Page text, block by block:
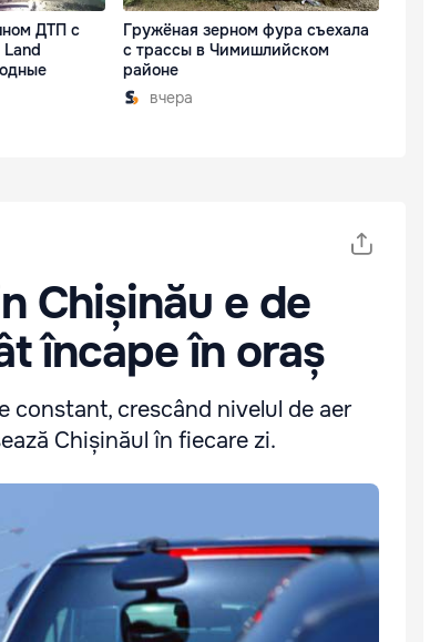
ДТП с
Гружёная зерном фура съехала
с трассы в Чимишлийском
районе
вчера
Chișinău e de
încape în oraș
constant, crescând nivelul de aer
Chișinăul în fiecare zi.